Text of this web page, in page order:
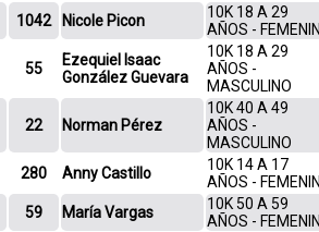
1042 Nicole Picon
10K 18 A 29
AÑOS -
55
Ezequiel Isaac
González Guevara
10K 18 A 29
AÑOS -
MASCULINO
22 Norman Pérez
10K 40 A 49
AÑOS -
MASCULINO
280 Anny Castillo
10K 14 A 17
AÑOS -
59 María Vargas
10K 50 A 59
AÑOS -